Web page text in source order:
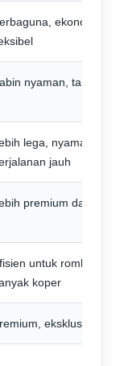
ekonomis,
nyaman, tampilan
lega, nyaman
jauh
premium dan
untuk
koper
eksklusif,